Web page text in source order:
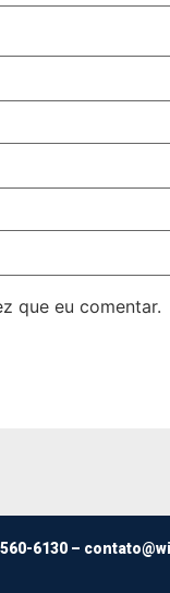
que eu comentar.
6130 –